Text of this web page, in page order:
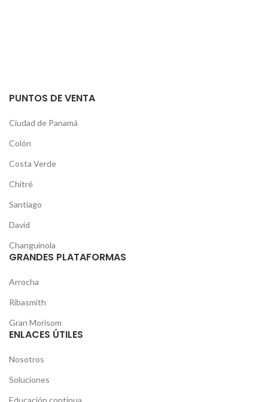
PUNTOS DE VENTA
Ciudad de Panamá
Colón
Costa Verde
Chitré
Santiago
David
Changuinola
GRANDES PLATAFORMAS
Arrocha
Ribasmith
Gran Morisom
ENLACES ÚTILES
Nosotros
Soluciones
Educación continua